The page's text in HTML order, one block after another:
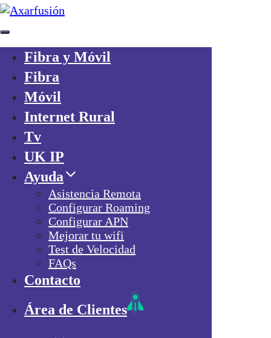
Skip links
Skip to primary navigation
Skip to content
Fibra y Móvil
Fibra
Móvil
Internet Rural
Tv
UK IP
Ayuda
Asistencia Remota
Configurar Roaming
Configurar APN
Mejorar tu wifi
Test de Velocidad
FAQs
Contacto
Área de Clientes
¿Ya eres cliente?
Consigue 20€
Fibra y Móvil
Fibra
Móvil
Internet Rural
Tv
UK IP